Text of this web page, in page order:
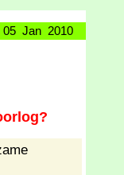
05 Jan 2010